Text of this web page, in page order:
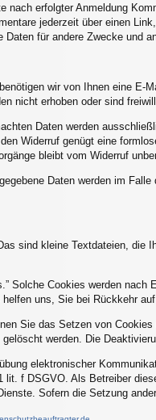
nach erfolgter Anmeldung
jederzeit über einen
für andere Zwecke und
wir von Ihnen eine
nicht erhoben oder sind
Daten werden
Widerruf genügt eine
bleibt vom Widerruf
Daten werden im
sind kleine Textdateien, die
Solche Cookies werden
uns, Sie bei Rückkehr
Sie das Setzen von
werden. Die
elektronischer
lit. f DSGVO. Als Betreiber
Sofern die Setzung